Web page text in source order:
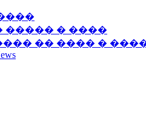
����� � ����
�� ���� �